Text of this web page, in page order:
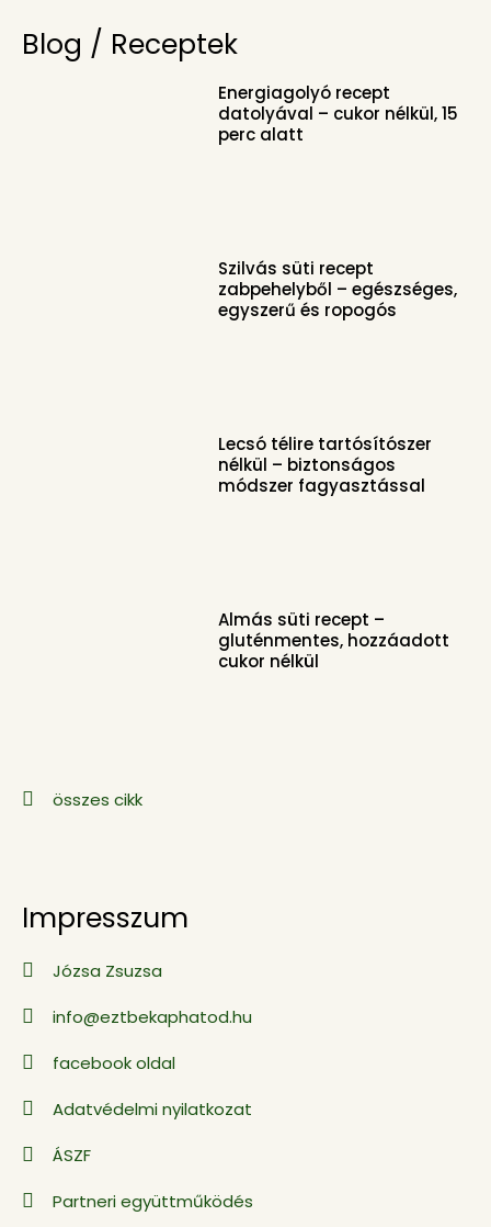
Blog / Receptek
Energiagolyó recept
datolyával – cukor nélkül, 15
perc alatt
Szilvás süti recept
zabpehelyből – egészséges,
egyszerű és ropogós
Lecsó télire tartósítószer
nélkül – biztonságos
módszer fagyasztással
Almás süti recept –
gluténmentes, hozzáadott
cukor nélkül
összes cikk
Impresszum
Józsa Zsuzsa
info@eztbekaphatod.hu
facebook oldal
Adatvédelmi nyilatkozat
ÁSZF
Partneri együttműködés